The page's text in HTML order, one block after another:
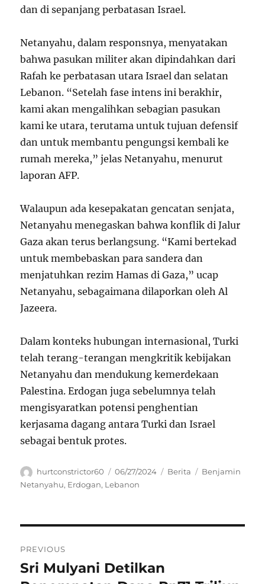
dan di sepanjang perbatasan Israel.
Netanyahu, dalam responsnya, menyatakan
bahwa pasukan militer akan dipindahkan dari
Rafah ke perbatasan utara Israel dan selatan
Lebanon. “Setelah fase intens ini berakhir,
kami akan mengalihkan sebagian pasukan
kami ke utara, terutama untuk tujuan defensif
dan untuk membantu pengungsi kembali ke
rumah mereka,” jelas Netanyahu, menurut
laporan AFP.
Walaupun ada kesepakatan gencatan senjata,
Netanyahu menegaskan bahwa konflik di Jalur
Gaza akan terus berlangsung. “Kami bertekad
untuk membebaskan para sandera dan
menjatuhkan rezim Hamas di Gaza,” ucap
Netanyahu, sebagaimana dilaporkan oleh Al
Jazeera.
Dalam konteks hubungan internasional, Turki
telah terang-terangan mengkritik kebijakan
Netanyahu dan mendukung kemerdekaan
Palestina. Erdogan juga sebelumnya telah
mengisyaratkan potensi penghentian
kerjasama dagang antara Turki dan Israel
sebagai bentuk protes.
Author
hurtconstrictor60
Posted
on
06/27/2024 Categories
Berita Tags
Benjamin
Netanyahu, Erdogan, Lebanon
pos
PREVIOUS
Previous
Sri Mulyani Detilkan